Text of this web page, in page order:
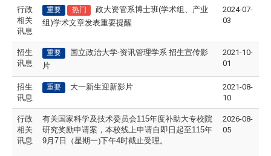
行政
相关
讯息
重要 热门
政大资管系博士班(学术组、产业
组)学术文章发表重要提醒
2024-07-
03
招生
讯息
重要 国立政治大学-资讯管理学系 招生宣传影
片
2021-10-
01
招生
讯息
重要 大一新生迎新影片
2021-08-
10
行政
相关
讯息
有关国家科学及技术委员会115年度补助大专校院
研究奖励申请案，本校线上申请自即日起至115年
9月 7 日（星期一)下午4时截止受理。
2026-08-
05